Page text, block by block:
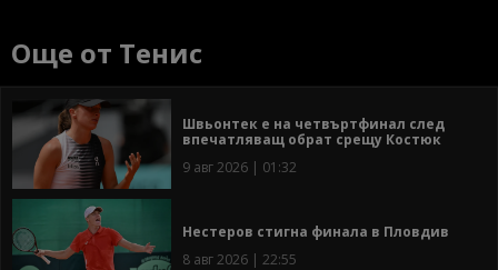
Още от Тенис
Швьонтек е на четвъртфинал след
впечатляващ обрат срещу Костюк
9 авг 2026 | 01:32
Нестеров стигна финала в Пловдив
8 авг 2026 | 22:55